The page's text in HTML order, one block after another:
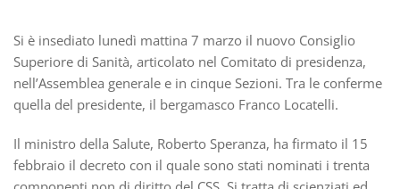
Si è insediato lunedì mattina 7 marzo il nuovo Consiglio
Superiore di Sanità, articolato nel Comitato di presidenza,
nell’Assemblea generale e in cinque Sezioni. Tra le conferme
quella del presidente, il bergamasco Franco Locatelli.
Il ministro della Salute, Roberto Speranza, ha firmato il 15
febbraio il decreto con il quale sono stati nominati i trenta